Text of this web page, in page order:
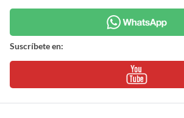
Suscríbete en: